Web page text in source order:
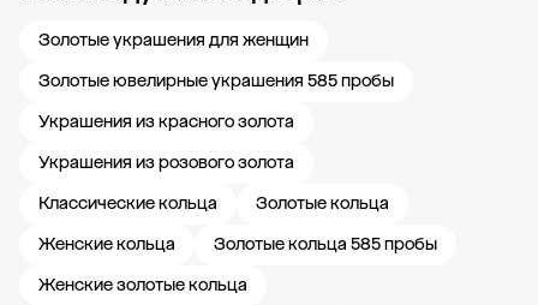
Золотые украшения для женщин
Золотые ювелирные украшения 585 пробы
Украшения из красного золота
Украшения из розового золота
Классические кольца
Золотые кольца
Женские кольца
Золотые кольца 585 пробы
Женские золотые кольца
Новости компании Журнал ЗОЛОТОЙ Блог